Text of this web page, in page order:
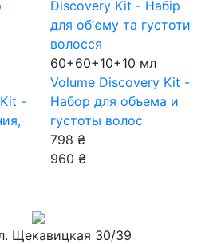
-
60+60+10+10 мл
Volume Discovery Kit -
Набор для объема и
густоты волос
798 ₴
960 ₴
Щекавицкая 30/39